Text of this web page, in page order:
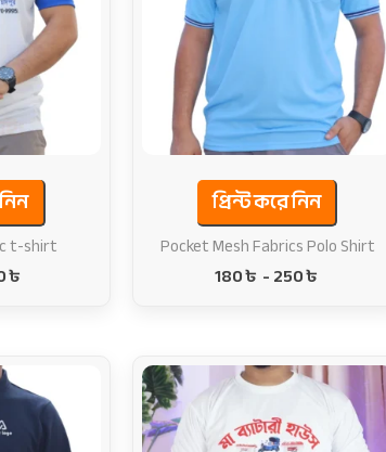
t-shirt
৳
প্রিন্ট করে নিন
Pocket Mesh Fabrics Polo Shirt
180৳ -250৳